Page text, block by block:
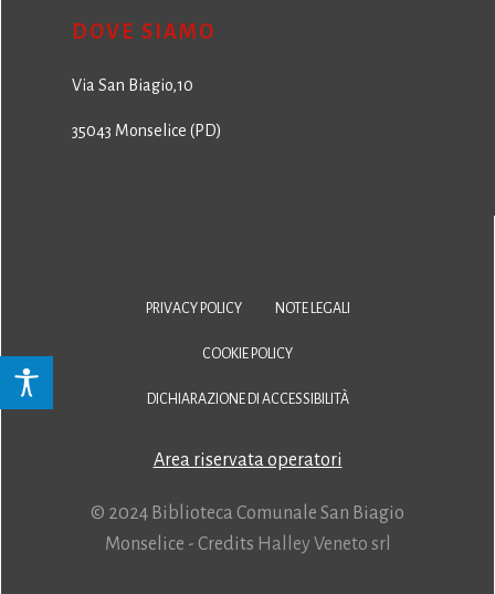
DOVE SIAMO
Via San Biagio,10
35043 Monselice (PD)
PRIVACY POLICY NOTE LEGALI
COOKIE POLICY
DICHIARAZIONE DI ACCESSIBILITÀ
Area riservata operatori
© 2024 Biblioteca Comunale San Biagio
Monselice - Credits Halley Veneto srl